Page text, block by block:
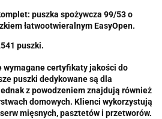
puszka spożywcza 99/53 o
łatwootwieralnym EasyOpen.
puszki.
wymagane certyfikaty jakości do
puszki dedykowane są dla
z powodzeniem znajdują również
domowych. Klienci wykorzystują
mięsnych, pasztetów i przetworów.